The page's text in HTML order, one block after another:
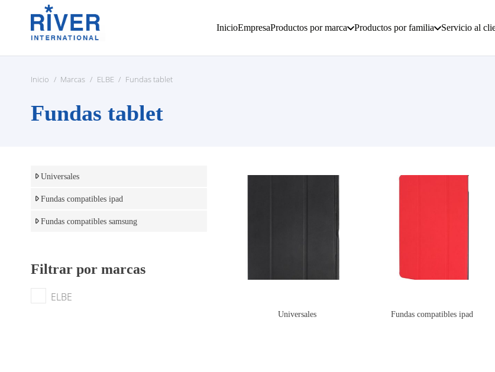
InicioEmpresaProductos por marca Productos por familia Servicio al
Inicio / Marcas / ELBE / Fundas tablet
Fundas tablet
Universales
Fundas compatibles ipad
Fundas compatibles samsung
Filtrar por marcas
ELBE
Universales Fundas compatibles ipad